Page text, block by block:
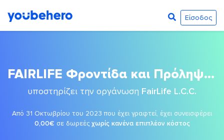
Είσοδος
FAIRLIFE Φροντίδα και Πρόληψη για τον καρκίνο του πνεύμονα
υποστηρίζει την οργάνωση FairLife L.C.C.
Από 31 Οκτωβρίου του 2023 που έχει γραφτεί, έχει συνεισφέρει
0,00€ σε δωρεές χωρίς κανένα επιπλέον κόστος